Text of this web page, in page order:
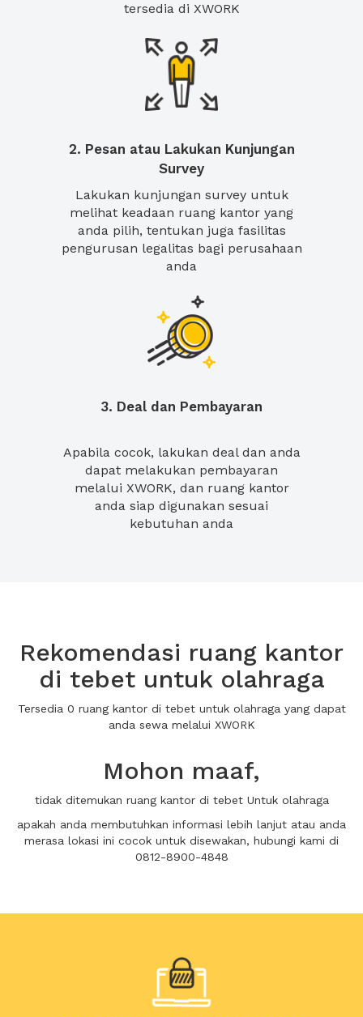
tersedia di XWORK
2. Pesan atau Lakukan Kunjungan
Survey
Lakukan kunjungan survey untuk
melihat keadaan ruang kantor yang
anda pilih, tentukan juga fasilitas
pengurusan legalitas bagi perusahaan
anda
3. Deal dan Pembayaran
Apabila cocok, lakukan deal dan anda
dapat melakukan pembayaran
melalui XWORK, dan ruang kantor
anda siap digunakan sesuai
kebutuhan anda
Rekomendasi ruang kantor
di tebet untuk olahraga
Tersedia 0 ruang kantor di tebet untuk olahraga yang dapat
anda sewa melalui XWORK
Mohon maaf,
tidak ditemukan ruang kantor di tebet Untuk olahraga
apakah anda membutuhkan informasi lebih lanjut atau anda
merasa lokasi ini cocok untuk disewakan, hubungi kami di
0812-8900-4848